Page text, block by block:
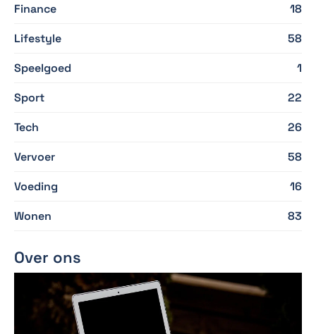
Finance
18
Lifestyle
58
Speelgoed
1
Sport
22
Tech
26
Vervoer
58
Voeding
16
Wonen
83
Over ons